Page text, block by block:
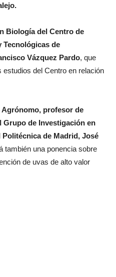
Biología del Centro de
Tecnológicas de
Vázquez Pardo, que
del Centro en relación
profesor de
de Investigación en
de Madrid, José
también una ponencia sobre
de uvas de alto valor